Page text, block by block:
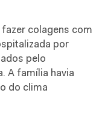
fazer colagens com
por
pelo
A família havia
do clima